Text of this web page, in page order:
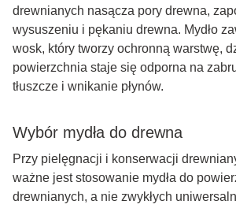
drewnianych nasącza pory drewna,
wysuszeniu i pękaniu drewna. Mydło
wosk, który tworzy ochronną warstwę,
powierzchnia staje się odporna na
tłuszcze i wnikanie płynów.
Wybór mydła do drewna
Przy pielęgnacji i konserwacji
ważne jest stosowanie mydła do
drewnianych, a nie zwykłych